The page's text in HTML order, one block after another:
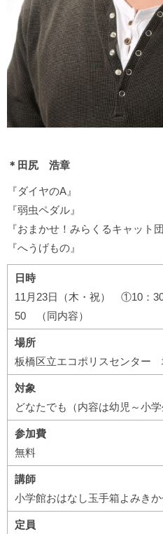
＊田尻 浩章
『ダイヤのA』
『弱虫ペダル』
『おまかせ！みらくるキャット団
『へうげもの』
日時
11月23日（木・祝） ①10：
50 （同内容）
場所
板橋区立エコポリスセンター
対象
どなたでも（内容は幼児～小学
参加費
無料
講師
小学館おはなし玉手箱よみき
定員